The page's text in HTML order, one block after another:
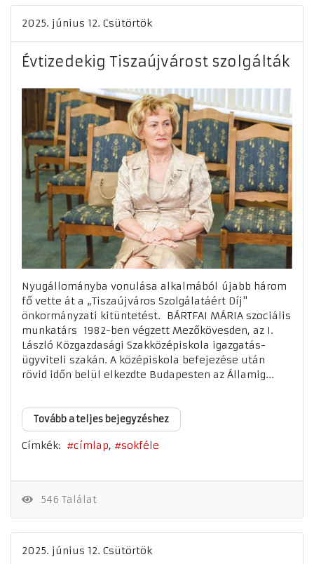
2025. június 12. Csütörtök
Évtizedekig Tiszaújvárost szolgálták
Nyugállományba vonulása alkalmából újabb három
fő vette át a „Tiszaújváros Szolgálatáért Díj"
önkormányzati kitüntetést. BÁRTFAI MÁRIA szociális
munkatárs 1982-ben végzett Mezőkövesden, az I.
László Közgazdasági Szakközépiskola igazgatás-
ügyviteli szakán. A középiskola befejezése után
rövid időn belül elkezdte Budapesten az Államig...
Tovább a teljes bejegyzéshez
Címkék: címlap sokféle
546 Találat
2025. június 12. Csütörtök